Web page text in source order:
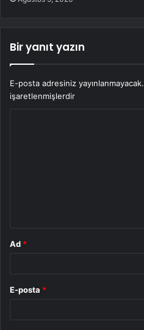
Bir yanıt yazın
E-posta adresiniz yayınlanmayacak.
işaretlenmişlerdir
Ad *
E-posta *